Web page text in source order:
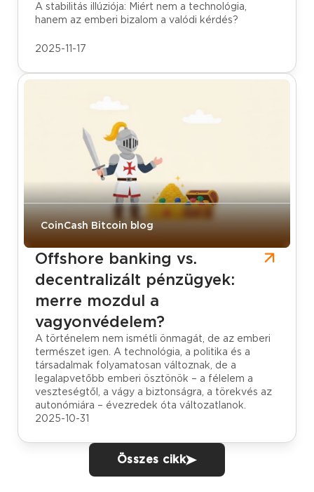
A stabilitás illúziója: Miért nem a technológia,
hanem az emberi bizalom a valódi kérdés?
2025-11-17
CoinCash Bitcoin blog
Offshore banking vs.
decentralizált pénzügyek:
merre mozdul a
vagyonvédelem?
A történelem nem ismétli önmagát, de az emberi
természet igen. A technológia, a politika és a
társadalmak folyamatosan változnak, de a
legalapvetőbb emberi ösztönök – a félelem a
veszteségtől, a vágy a biztonságra, a törekvés az
autonómiára – évezredek óta változatlanok.
2025-10-31
Összes cikk